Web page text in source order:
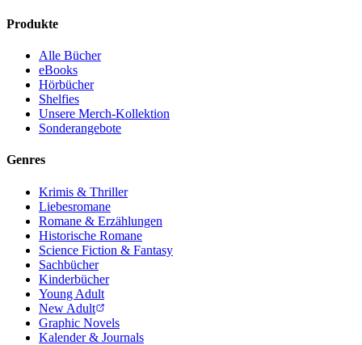
Produkte
Alle Bücher
eBooks
Hörbücher
Shelfies
Unsere Merch-Kollektion
Sonderangebote
Genres
Krimis & Thriller
Liebesromane
Romane & Erzählungen
Historische Romane
Science Fiction & Fantasy
Sachbücher
Kinderbücher
Young Adult
New Adult
Graphic Novels
Kalender & Journals